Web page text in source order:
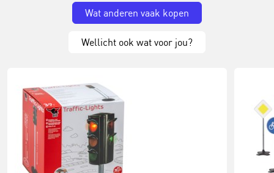
Wat anderen vaak kopen
Wellicht ook wat voor jou?